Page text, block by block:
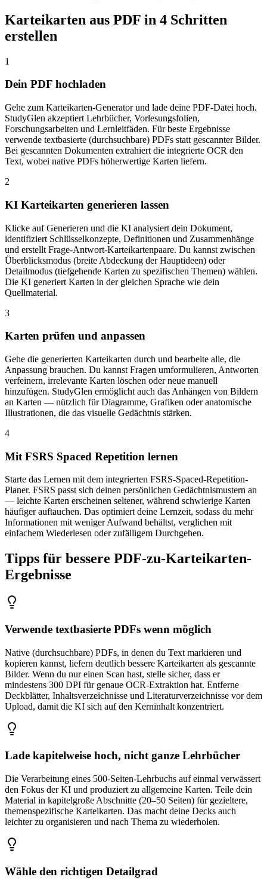
Karteikarten aus PDF in 4 Schritten
erstellen
1
Dein PDF hochladen
Gehe zum Karteikarten-Generator und lade deine PDF-Datei hoch.
StudyGlen akzeptiert Lehrbücher, Vorlesungsfolien,
Forschungsarbeiten und Lernleitfäden. Für beste Ergebnisse
verwende textbasierte (durchsuchbare) PDFs statt gescannter Bilder.
Bei gescannten Dokumenten extrahiert die integrierte OCR den
Text, wobei native PDFs höherwertige Karten liefern.
2
KI Karteikarten generieren lassen
Klicke auf Generieren und die KI analysiert dein Dokument,
identifiziert Schlüsselkonzepte, Definitionen und Zusammenhänge
und erstellt Frage-Antwort-Karteikartenpaare. Du kannst zwischen
Überblicksmodus (breite Abdeckung der Hauptideen) oder
Detailmodus (tiefgehende Karten zu spezifischen Themen) wählen.
Die KI generiert Karten in der gleichen Sprache wie dein
Quellmaterial.
3
Karten prüfen und anpassen
Gehe die generierten Karteikarten durch und bearbeite alle, die
Anpassung brauchen. Du kannst Fragen umformulieren, Antworten
verfeinern, irrelevante Karten löschen oder neue manuell
hinzufügen. StudyGlen ermöglicht auch das Anhängen von Bildern
an Karten — nützlich für Diagramme, Grafiken oder anatomische
Illustrationen, die das visuelle Gedächtnis stärken.
4
Mit FSRS Spaced Repetition lernen
Starte das Lernen mit dem integrierten FSRS-Spaced-Repetition-
Planer. FSRS passt sich deinen persönlichen Gedächtnismustern an
— leichte Karten erscheinen seltener, während schwierige Karten
häufiger auftauchen. Das optimiert deine Lernzeit, sodass du mehr
Informationen mit weniger Aufwand behältst, verglichen mit
einfachem Wiederlesen oder zufälligem Durchgehen.
Tipps für bessere PDF-zu-Karteikarten-
Ergebnisse
Verwende textbasierte PDFs wenn möglich
Native (durchsuchbare) PDFs, in denen du Text markieren und
kopieren kannst, liefern deutlich bessere Karteikarten als gescannte
Bilder. Wenn du nur einen Scan hast, stelle sicher, dass er
mindestens 300 DPI für genaue OCR-Extraktion hat. Entferne
Deckblätter, Inhaltsverzeichnisse und Literaturverzeichnisse vor dem
Upload, damit die KI sich auf den Kerninhalt konzentriert.
Lade kapitelweise hoch, nicht ganze Lehrbücher
Die Verarbeitung eines 500-Seiten-Lehrbuchs auf einmal verwässert
den Fokus der KI und produziert zu allgemeine Karten. Teile dein
Material in kapitelgroße Abschnitte (20–50 Seiten) für gezieltere,
themenspezifische Karteikarten. Das macht deine Decks auch
leichter zu organisieren und nach Thema zu wiederholen.
Wähle den richtigen Detailgrad